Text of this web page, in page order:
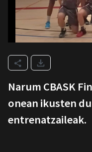
Narum CBASK
onean ikusten
entrenatzaileak.